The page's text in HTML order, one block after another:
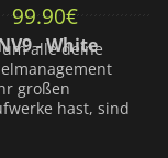
99.90€
- White
alle deine
großen
hast, sind